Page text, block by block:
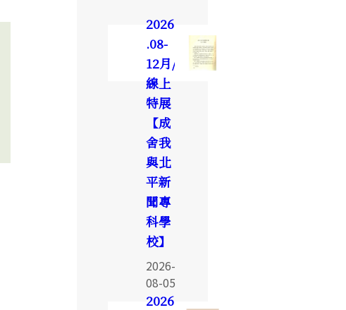
2026
.08-
12月/
線上
特展
【成
舍我
與北
平新
聞專
科學
校】
2026-
08-05
2026